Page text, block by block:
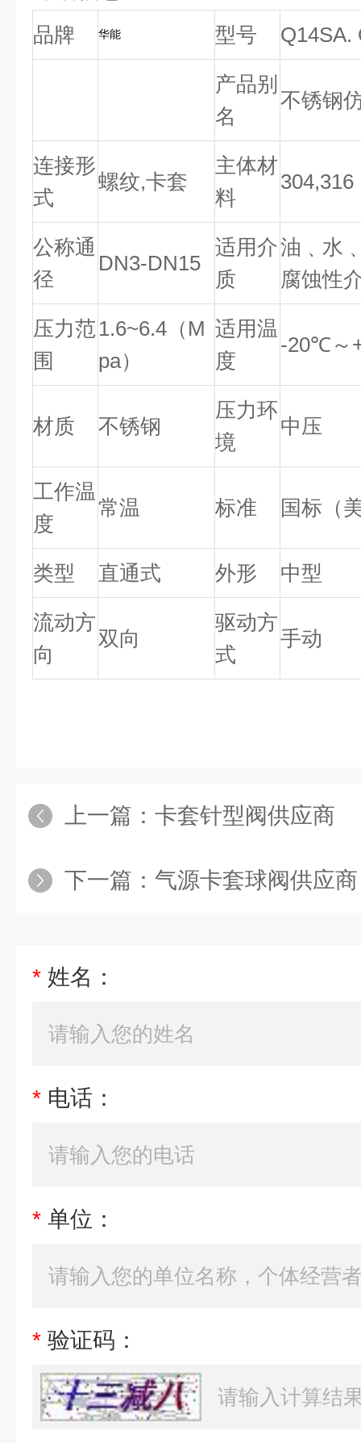
品牌 华能 型号 Q14SA.
产品别
名
不锈钢
连接形
式
螺纹,卡套
主体材
料
304,316
公称通
径
DN3-DN15
适用介
质
油﹑水
腐蚀性
压力范
围
1.6~6.4（M
pa）
适用温
度
-20℃～
材质 不锈钢
压力环
境
中压
工作温
度
常温 标准 国标（
类型 直通式 外形 中型
流动方
向
双向
驱动方
式
手动
上一篇： 卡套针型阀供应商
下一篇： 气源卡套球阀供应商
* 姓名：
* 电话：
* 单位：
* 验证码：